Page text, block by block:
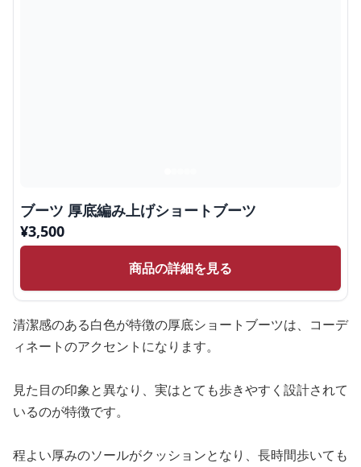
ブーツ 厚底編み上げショートブーツ
¥3,500
商品の詳細を見る
清潔感のある白色が特徴の厚底ショートブーツは、コーデ
ィネートのアクセントになります。
見た目の印象と異なり、実はとても歩きやすく設計されて
いるのが特徴です。
程よい厚みのソールがクッションとなり、長時間歩いても